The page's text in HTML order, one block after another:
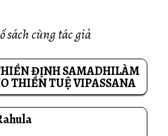
sách cùng tác giả
ĐỊNH SAMADHILÀM
THIỀN TUỆ VIPASSANA